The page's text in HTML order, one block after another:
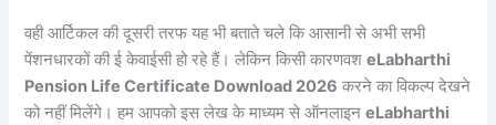
वही आर्टिकल की दूसरी तरफ यह भी बताते चले कि आसानी से अभी सभी
पेंशनधारकों की ई केवाईसी हो रहे हैं। लेकिन किसी कारणवशeLabharthi
Pension Life Certificate Download 2026 करने का विकल्प देखने
को नहीं मिलेंगे। हम आपको इस लेख के माध्यम से ऑनलाइनeLabharthi